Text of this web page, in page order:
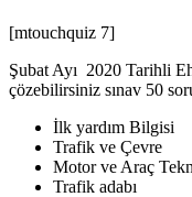
[mtouchquiz 7]
Şubat Ayı 2020 Tarihli
çözebilirsiniz sınav 50
İlk yardım Bilgisi
Trafik ve Çevre
Motor ve Araç
Trafik adabı